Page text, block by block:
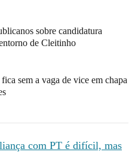
sobre candidatura
de Cleitinho
sem a vaga de vice em chapa
com PT é difícil, mas